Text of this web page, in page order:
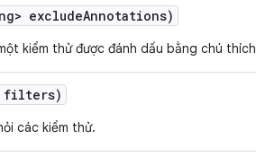
excludeAnnotations)
kiểm thử được đánh dấu bằng chú
filters)
các kiểm thử.